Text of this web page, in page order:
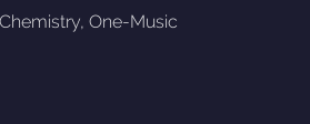
Chemistry, One-Music